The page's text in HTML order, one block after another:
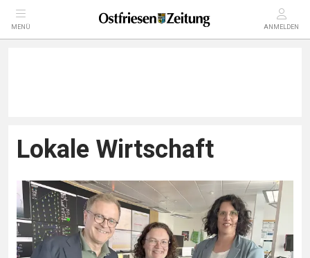
MENÜ ANMELDEN
Lokale Wirtschaft